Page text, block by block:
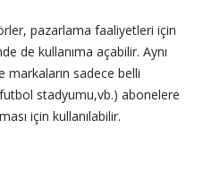
pazarlama faaliyetleri için
de kullanıma açabilir. Aynı
sadece belli
stadyumu,vb.) abonelere
için kullanılabilir.